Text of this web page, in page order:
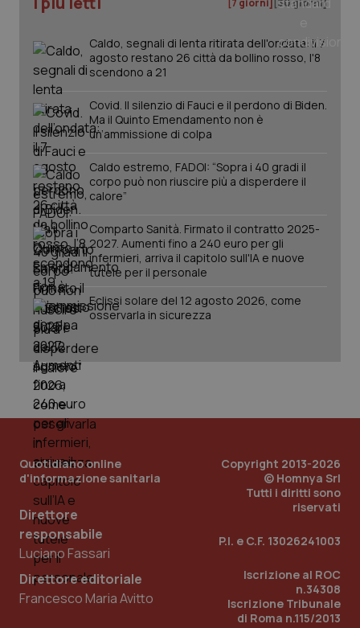
[7 giorni] [30 giorni]
Caldo, segnali di lenta ritirata dell'ondata: il 7
agosto restano 26 città da bollino rosso, l'8
scendono a 21
Covid. Il silenzio di Fauci e il perdono di Biden.
Ma il Quinto Emendamento non è
un’ammissione di colpa
Caldo estremo, FADOI: “Sopra i 40 gradi il
corpo può non riuscire più a disperdere il
calore”
Comparto Sanità. Firmato il contratto 2025-
2027. Aumenti fino a 240 euro per gli
infermieri, arriva il capitolo sull'IA e nuove
tutele per il personale
Eclissi solare del 12 agosto 2026, come
osservarla in sicurezza
Quotidiano online
d'informazione sanitaria
Direttore
responsabile
Luciano Fassari
Direttore editoriale
Francesco Maria Avitto
Copyright 2013-2026
© Homnya Srl
Tutti i diritti sono
riservati
P.I. e C.F. 13026241003
Iscrizione al ROC
n.34308
Iscrizione Tribunale
di Roma n.115/2013